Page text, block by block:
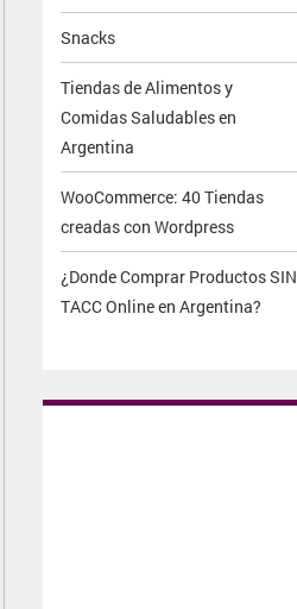
Snacks
Tiendas de Alimentos y
Comidas Saludables en
Argentina
WooCommerce: 40 Tiendas
creadas con Wordpress
¿Donde Comprar Productos SIN
TACC Online en Argentina?